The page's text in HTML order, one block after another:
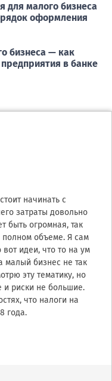
для малого бизнеса
оформления
бизнеса — как
в банке
начинать с
затраты довольно
быть огромная, так
объеме. Я сам
идеи, что то на ум
малый бизнес не так
эту тематику, но
и риски не большие.
что налоги на
года.